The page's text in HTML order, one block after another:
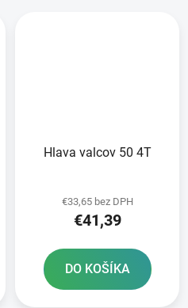
Hlava valcov 50 4T
€33,65 bez DPH
€41,39
DO KOŠÍKA